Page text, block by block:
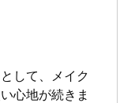
して、メイク
心地が続きま